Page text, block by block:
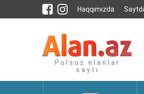
Haqqımızda
Pulsuz elanlar
saytı